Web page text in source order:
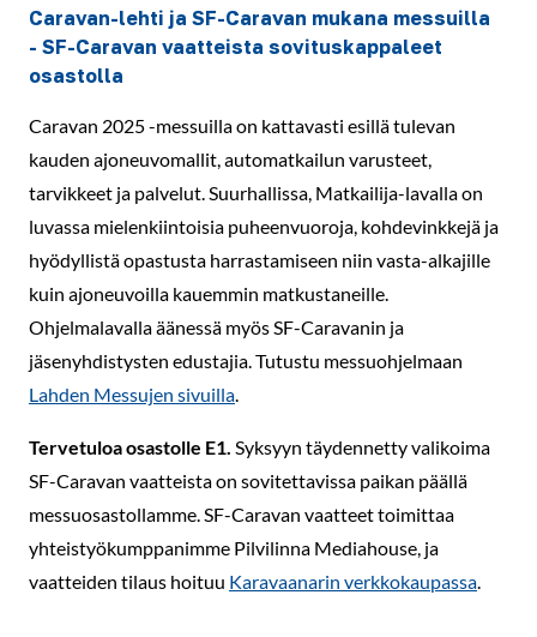
Caravan-lehti ja SF-Caravan mukana messuilla
- SF-Caravan vaatteista sovituskappaleet
osastolla
Caravan 2025 -messuilla on kattavasti esillä tulevan
kauden ajoneuvomallit, automatkailun varusteet,
tarvikkeet ja palvelut. Suurhallissa, Matkailija-lavalla on
luvassa mielenkiintoisia puheenvuoroja, kohdevinkkejä ja
hyödyllistä opastusta harrastamiseen niin vasta-alkajille
kuin ajoneuvoilla kauemmin matkustaneille.
Ohjelmalavalla äänessä myös SF-Caravanin ja
jäsenyhdistysten edustajia. Tutustu messuohjelmaan
Lahden Messujen sivuilla.
Tervetuloa osastolle E1. Syksyyn täydennetty valikoima
SF-Caravan vaatteista on sovitettavissa paikan päällä
messuosastollamme. SF-Caravan vaatteet toimittaa
yhteistyökumppanimme Pilvilinna Mediahouse, ja
vaatteiden tilaus hoituu Karavaanarin verkkokaupassa.